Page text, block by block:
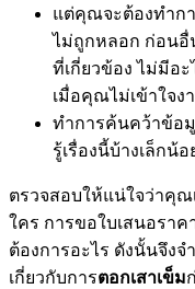
แต่คุณจะต้องทำก
ไม่ถูกหลอก ก่อนอื่
ที่เกี่ยวข้อง ไม่มีอะ
เมื่อคุณไม่เข้าใจง
ทำการค้นคว้าข้อ
รู้เรื่องนี้บ้างเล็กน้อ
ตรวจสอบให้แน่ใจว่าคุ
ใคร การขอใบเสนอรา
ต้องการอะไร ดังนั้นจึงจ
เกี่ยวกับการตอกเสาเข็ม